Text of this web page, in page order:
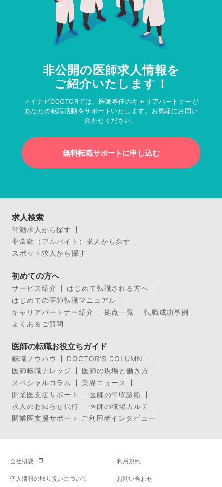
非公開の医師求人情報を
ご紹介いたします！
マイナビDOCTORでは、医師専任のキャリアパートナーが
あなたの転職活動をサポートいたします。お気軽にお問い
合わせください。
無料転職サポートに申し込む
求人検索
常勤求人から探す
非常勤（アルバイト）求人から探す
スポット求人から探す
初めての方へ
サービス紹介
はじめて転職される方へ
はじめての医師転職マニュアル
キャリアパートナー紹介
拠点一覧
転職成功事例
よくあるご質問
医師の転職お役立ちガイド
転職ノウハウ
DOCTOR’S COLUMN
医師転職ナレッジ
医師の現場と働き方
スペシャルコラム
業界ニュース
開業医支援サポート
医師の年収診断
求人のお知らせ代行
医師の職場カルテ
開業医支援サポート ご利用者インタビュー
会社概要 利用規約
個人情報の取り扱いについて お問い合わせ